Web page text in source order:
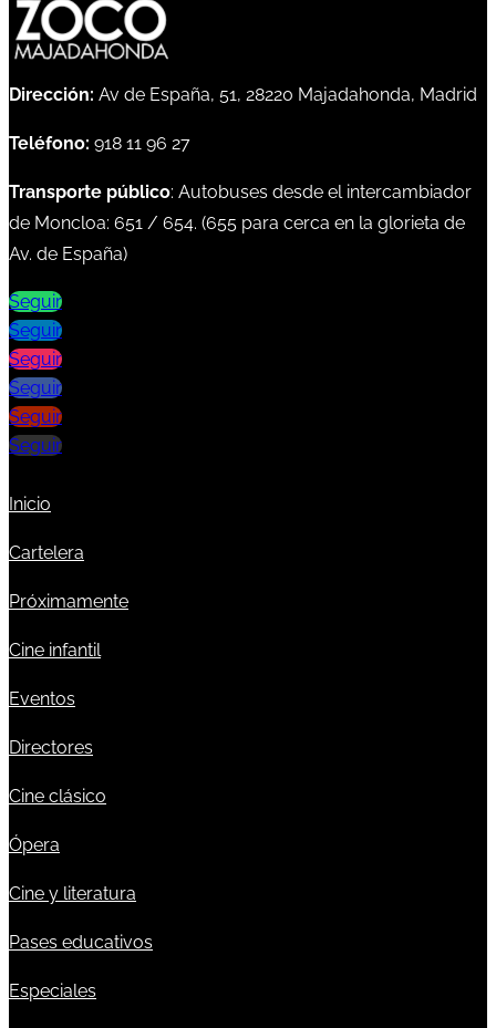
Dirección: Av de España, 51, 28220 Majadahonda, Madrid
Teléfono: 918 11 96 27
Transporte público: Autobuses desde el intercambiador
de Moncloa: 651 / 654. (655 para cerca en la glorieta de
Av. de España)
Seguir
Seguir
Seguir
Seguir
Seguir
Seguir
Inicio
Cartelera
Próximamente
Cine infantil
Eventos
Directores
Cine clásico
Ópera
Cine y literatura
Pases educativos
Especiales